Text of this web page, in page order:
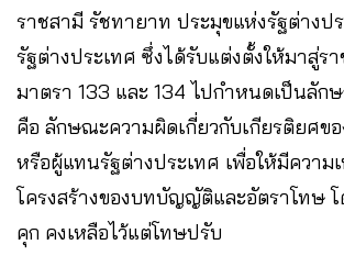
ราชสามี รัชทายาท ประมุขแห่งรัฐต่างป
รัฐต่างประเทศ ซึ่งได้รับแต่งตั้งให้มาสู่ร
มาตรา 133 และ 134 ไปกำหนดเป็นลัก
คือ ลักษณะความผิดเกี่ยวกับเกียรติยศข
หรือผู้แทนรัฐต่างประเทศ เพื่อให้มีความ
โครงสร้างของบทบัญญัติและอัตราโทษ โ
คุก คงเหลือไว้แต่โทษปรับ